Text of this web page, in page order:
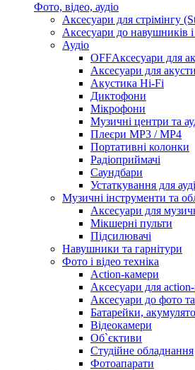
Фото, відео, аудіо
Аксесуари для стрімінгу
Аксесуари до навушників і
Аудіо
OFFАксесуари для
Аксесуари для
Акустика Hi-Fi
Диктофони
Мікрофони
Музичні центри та
Плеєри MP3 / MP4
Портативні колонки
Радіоприймачі
Саундбари
Устаткування для
Музичні інструменти та
Аксесуари для
Мікшерні пульти
Підсилювачі
Навушники та гарнітури
Фото і відео техніка
Action-камери
Аксесуари для
Аксесуари до фото та
Батарейки,
Відеокамери
Об`єктиви
Студійне обладнання
Фотоапарати